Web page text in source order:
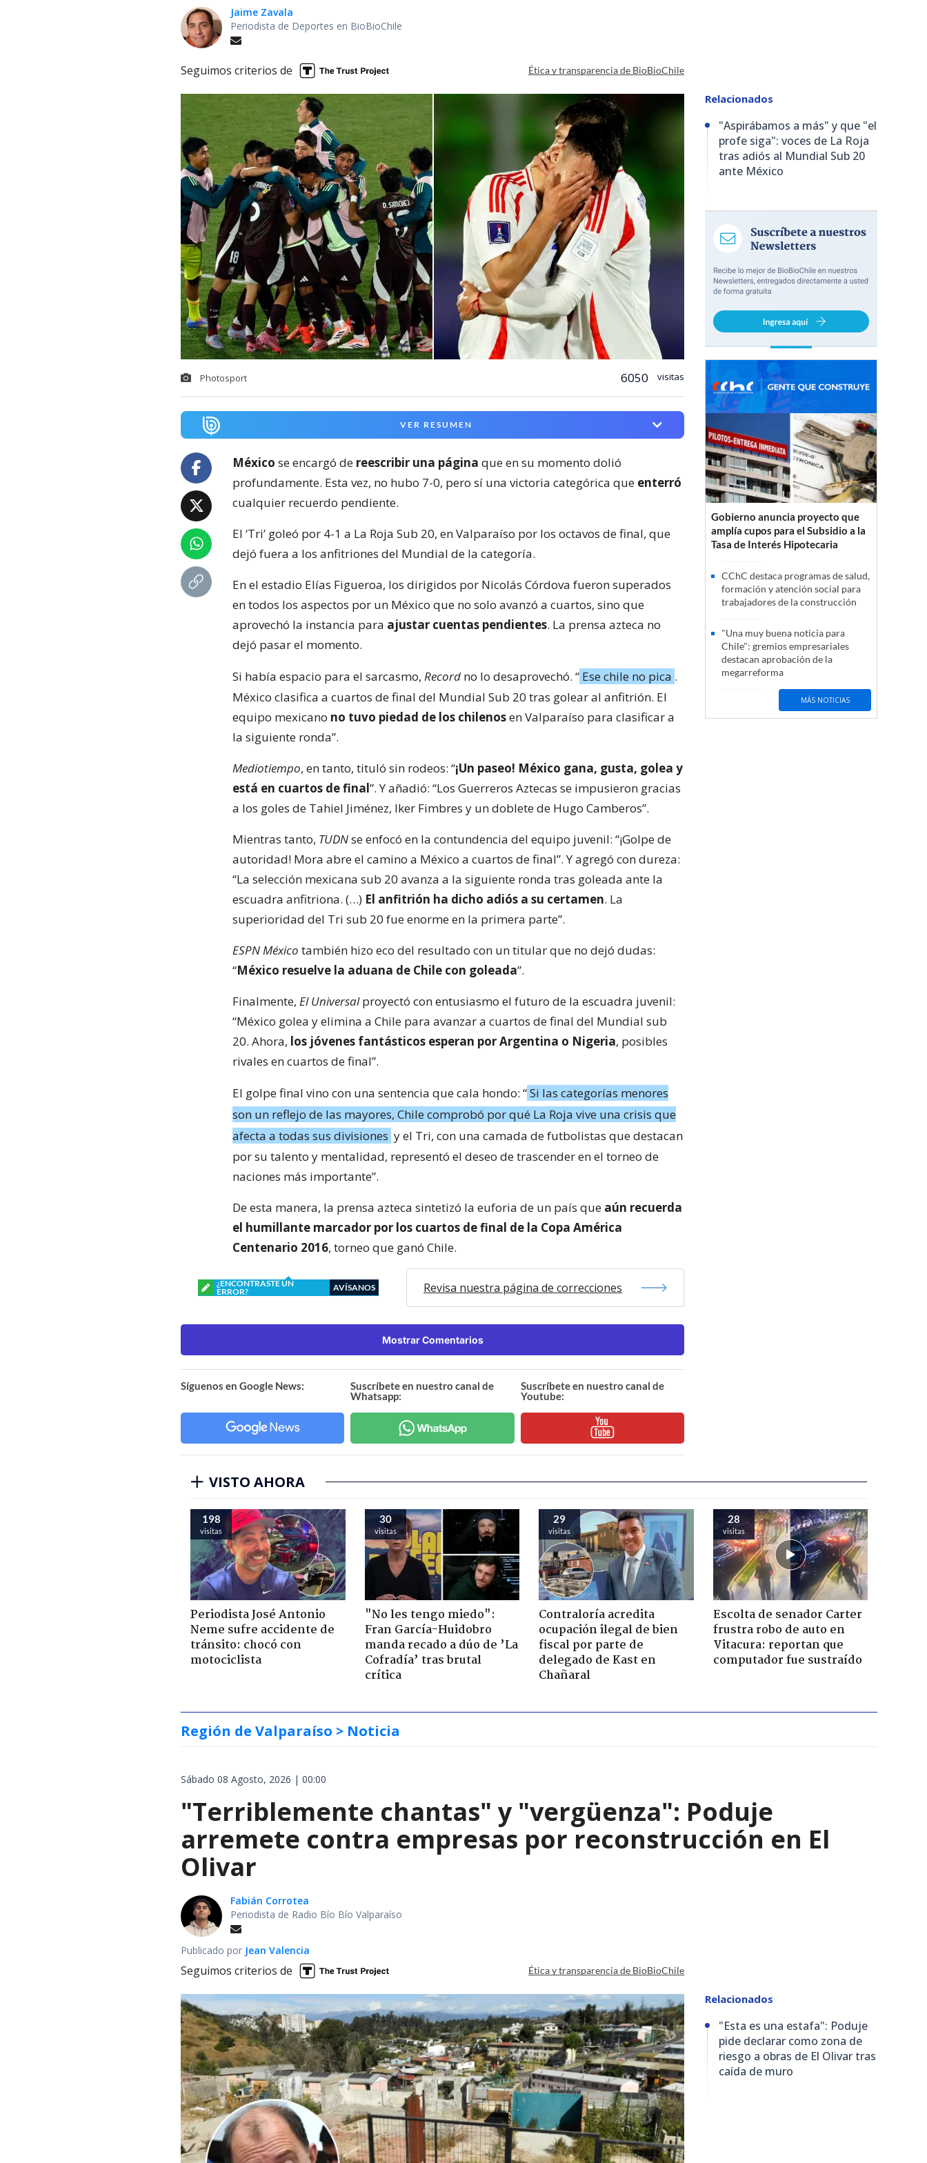
Jaime Zavala
Periodista de Deportes en BioBioChile
Seguimos criterios de Ética y transparencia de BioBioChile
Photosport 6050 visitas
VER RESUMEN
México se encargó de reescribir una página que en su momento dolió
profundamente. Esta vez, no hubo 7-0, pero sí una victoria categórica que enterró
cualquier recuerdo pendiente.
El ‘Tri’ goleó por 4-1 a La Roja Sub 20, en Valparaíso por los octavos de final, que
dejó fuera a los anfitriones del Mundial de la categoría.
En el estadio Elías Figueroa, los dirigidos por Nicolás Córdova fueron superados
en todos los aspectos por un México que no solo avanzó a cuartos, sino que
aprovechó la instancia para ajustar cuentas pendientes. La prensa azteca no
dejó pasar el momento.
Si había espacio para el sarcasmo, Record no lo desaprovechó. “ Ese chile no pica .
México clasifica a cuartos de final del Mundial Sub 20 tras golear al anfitrión. El
equipo mexicano no tuvo piedad de los chilenosen Valparaíso para clasificar a
la siguiente ronda”.
Mediotiempo, en tanto, tituló sin rodeos: “¡Un paseo! México gana, gusta, golea y
está en cuartos de final”. Y añadió: “Los Guerreros Aztecas se impusieron gracias
a los goles de Tahiel Jiménez, Iker Fimbres y un doblete de Hugo Camberos”.
Mientras tanto, TUDNse enfocó en la contundencia del equipo juvenil: “¡Golpe de
autoridad! Mora abre el camino a México a cuartos de final”. Y agregó con dureza:
“La selección mexicana sub 20 avanza a la siguiente ronda tras goleada ante la
escuadra anfitriona. (…) El anfitrión ha dicho adiós a su certamen. La
superioridad del Tri sub 20 fue enorme en la primera parte”.
ESPN México también hizo eco del resultado con un titular que no dejó dudas:
“México resuelve la aduana de Chile con goleada”.
Finalmente, El Universalproyectó con entusiasmo el futuro de la escuadra juvenil:
“México golea y elimina a Chile para avanzar a cuartos de final del Mundial sub
20. Ahora, los jóvenes fantásticos esperan por Argentina o Nigeria, posibles
rivales en cuartos de final”.
El golpe final vino con una sentencia que cala hondo: “Si las categorías menores
son un reflejo de las mayores, Chile comprobó por qué La Roja vive una crisis que
afecta a todas sus divisiones y el Tri, con una camada de futbolistas que destacan
por su talento y mentalidad, representó el deseo de trascender en el torneo de
naciones más importante”.
De esta manera, la prensa azteca sintetizó la euforia de un país que aún recuerda
el humillante marcador por los cuartos de final de la Copa América
Centenario 2016, torneo que ganó Chile.
¿ENCONTRASTE UN
ERROR?
AVÍSANOS Revisa nuestra página de correcciones
Mostrar Comentarios
Síguenos en Google News:
Suscríbete en nuestro canal de
Whatsapp:
Suscríbete en nuestro canal de
Youtube:
Relacionados
"Aspirábamos a más" y que "el
profe siga": voces de La Roja
tras adiós al Mundial Sub 20
ante México
Gobierno anuncia proyecto que
amplía cupos para el Subsidio a la
Tasa de Interés Hipotecaria
CChC destaca programas de salud,
formación y atención social para
trabajadores de la construcción
"Una muy buena noticia para
Chile": gremios empresariales
destacan aprobación de la
megarreforma
MÁS NOTICIAS
VISTO AHORA
198
visitas
Periodista José Antonio
Neme sufre accidente de
tránsito: chocó con
motociclista
30
visitas
"No les tengo miedo":
Fran García-Huidobro
manda recado a dúo de ’La
Cofradía’ tras brutal
crítica
29
visitas
Contraloría acredita
ocupación ilegal de bien
fiscal por parte de
delegado de Kast en
Chañaral
28
visitas
Escolta de senador Carter
frustra robo de auto en
Vitacura: reportan que
computador fue sustraído
Región de Valparaíso > Noticia
Sábado 08 Agosto, 2026 | 00:00
"Terriblemente chantas" y "vergüenza": Poduje
arremete contra empresas por reconstrucción en El
Olivar
Fabián Corrotea
Periodista de Radio Bío Bío Valparaíso
Publicado por Jean Valencia
Seguimos criterios de Ética y transparencia de BioBioChile
Relacionados
"Esta es una estafa": Poduje
pide declarar como zona de
riesgo a obras de El Olivar tras
caída de muro